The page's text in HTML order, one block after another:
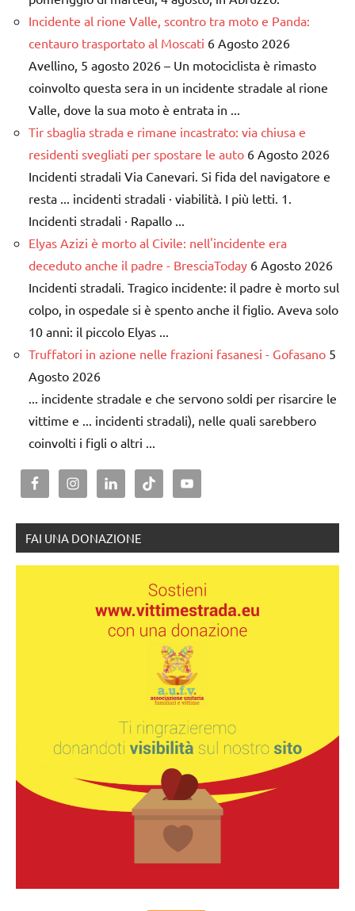
Incidente al rione Valle, scontro tra moto e Panda:
centauro trasportato al Moscati 6 Agosto 2026
Avellino, 5 agosto 2026 – Un motociclista è rimasto
coinvolto questa sera in un incidente stradale al rione
Valle, dove la sua moto è entrata in ...
Tir sbaglia strada e rimane incastrato: via chiusa e
residenti svegliati per spostare le auto 6 Agosto 2026
Incidenti stradali Via Canevari. Si fida del navigatore e
resta ... incidenti stradali · viabilità. I più letti. 1.
Incidenti stradali · Rapallo ...
Elyas Azizi è morto al Civile: nell'incidente era
deceduto anche il padre - BresciaToday 6 Agosto 2026
Incidenti stradali. Tragico incidente: il padre è morto sul
colpo, in ospedale si è spento anche il figlio. Aveva solo
10 anni: il piccolo Elyas ...
Truffatori in azione nelle frazioni fasanesi - Gofasano 5
Agosto 2026
... incidente stradale e che servono soldi per risarcire le
vittime e ... incidenti stradali), nelle quali sarebbero
coinvolti i figli o altri ...
FAI UNA DONAZIONE